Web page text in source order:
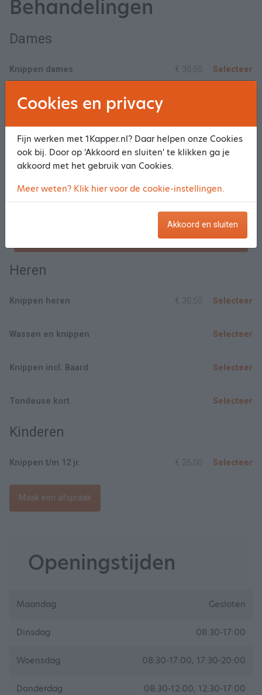
Behandelingen
Dames
Knippen dames € 30,50 Selecteer
Wassen en knippen
Wassen, knippen en modelfohnen/watergolf Selecteer
Pony knippen
Modelfohnen Selecteer
Toon meer/minder
Heren
Knippen heren € 30,50 Selecteer
Wassen en knippen Selecteer
Knippen incl. Baard Selecteer
Tondeuse kort Selecteer
Kinderen
Knippen t/m 12 jr. € 26,00 Selecteer
Maak een afspraak
Openingstijden
Maandag Gesloten
Dinsdag 08:30-17:00
Woensdag 08:30-17:00, 17:30-20:00
Donderdag 08:30-12:00, 12:30-17:00
Cookies en privacy
Fijn werken met 1Kapper.nl? Daar helpen onze Cookies
ook bij. Door op 'Akkoord en sluiten' te klikken ga je
akkoord met het gebruik van Cookies.
Meer weten? Klik hier voor de cookie-instellingen.
Akkoord en sluiten